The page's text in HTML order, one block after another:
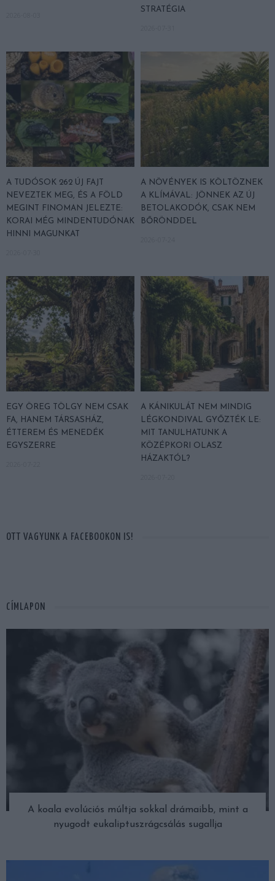
STRATÉGIA
A TUDÓSOK 262 ÚJ FAJT
NEVEZTEK MEG, ÉS A FÖLD
MEGINT FINOMAN JELEZTE:
KORAI MÉG MINDENTUDÓNAK
HINNI MAGUNKAT
A NÖVÉNYEK IS KÖLTÖZNEK
A KLÍMÁVAL: JÖNNEK AZ ÚJ
BETOLAKODÓK, CSAK NEM
BŐRÖNDDEL
EGY ÖREG TÖLGY NEM CSAK
FA, HANEM TÁRSASHÁZ,
ÉTTEREM ÉS MENEDÉK
EGYSZERRE
A KÁNIKULÁT NEM MINDIG
LÉGKONDIVAL GYŐZTÉK LE:
MIT TANULHATUNK A
KÖZÉPKORI OLASZ
HÁZAKTÓL?
OTT VAGYUNK A FACEBOOKON IS!
CÍMLAPON
A koala evolúciós múltja sokkal drámaibb, mint a
nyugodt eukaliptuszrágcsálás sugallja